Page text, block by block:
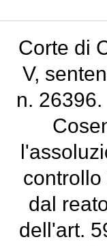
Corte di
V,
n.
dal
dell'art.